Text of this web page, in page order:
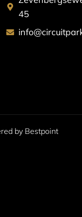
45
by Bestpoint